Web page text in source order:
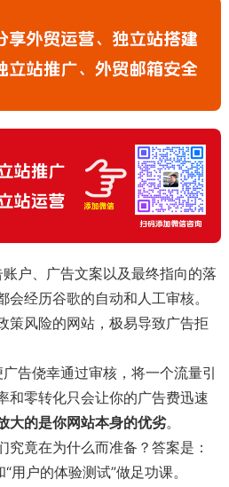
户、广告文案以及最终指向的落
经历谷歌的自动和人工审核。
策风险的网站，极易导致广告拒
告侥幸通过审核，将一个流量引
和零转化只会让你的广告费迅速
大的是你网站本身的优劣。
究竟在为什么而准备？答案是：
用户的体验测试”做足功课。